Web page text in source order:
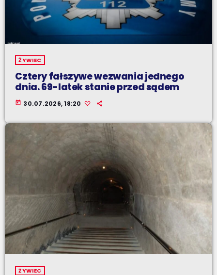
ŻYWIEC
Cztery fałszywe wezwania jednego
dnia. 69-latek stanie przed sądem
today 30.07.2026, 18:20
ŻYWIEC